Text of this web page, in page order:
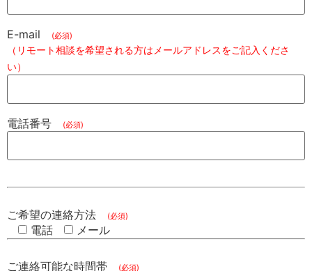
E-mail (必須)
（リモート相談を希望される方はメールアドレスをご記入くださ
い）
電話番号 (必須)
ご希望の連絡方法 (必須)
電話 メール
ご連絡可能な時間帯 (必須)